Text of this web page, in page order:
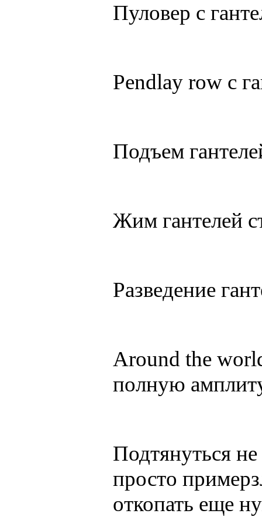
Пуловер с
Pendlay row с
Подъем
Жим гантелей
Разведение
Around the
полную
Подтянуться
просто
откопать еще